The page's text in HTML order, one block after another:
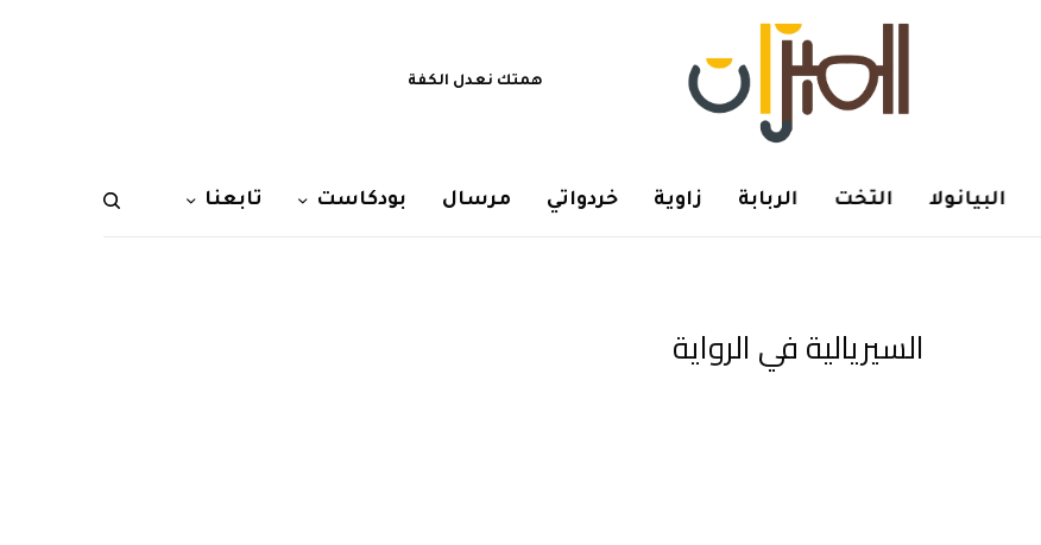
همتك نعدل الكفة
البيانولا التخت الربابة زاوية خردواتي مرسال بودكاست تابعنا
السيريالية في الرواية